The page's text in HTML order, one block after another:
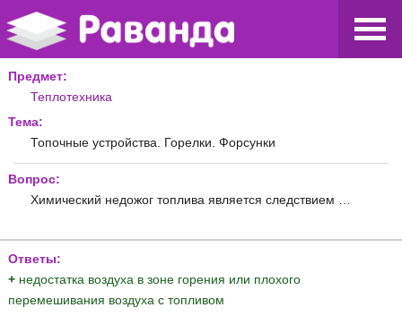
Предмет:
Теплотехника
Тема:
Топочные устройства. Горелки. Форсунки
Вопрос:
Химический недожог топлива является следствием …
Ответы:
+ недостатка воздуха в зоне горения или плохого
перемешивания воздуха с топливом